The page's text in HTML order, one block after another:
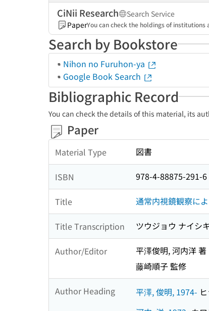
CiNii Research
Search Service
PaperYou can check the holdings of
Search by Bookstore
Nihon no Furuhon-ya
Google Book Search
Bibliographic Record
You can check the details of this material, its
Paper
Material Type 図書
ISBN 978-4-88875-291-6
Title 通常内視鏡観察に
Title Transcription ツウジョウ ナイシ
Author/Editor
平澤俊明, 河内洋 著
藤崎順子 監修
Author Heading 平澤, 俊明, 1974-